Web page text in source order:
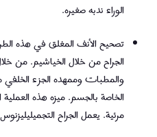
الوراء ندبه صغيره.
تصحيح الأنف المغلق في هذه
الجراح من خلال الخياشيم. من
والمطبات وممهده الجزء
الخاصة بالجسم. ميزه هذه
مرئية. يعمل الجراح